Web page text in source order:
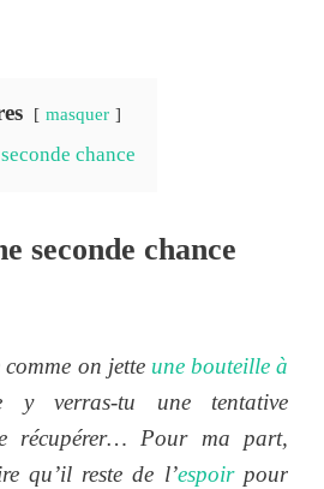
masquer
chance
seconde chance
comme on jette une bouteille à
y verras-tu une tentative
récupérer… Pour ma part,
qu’il reste de l’espoirpour